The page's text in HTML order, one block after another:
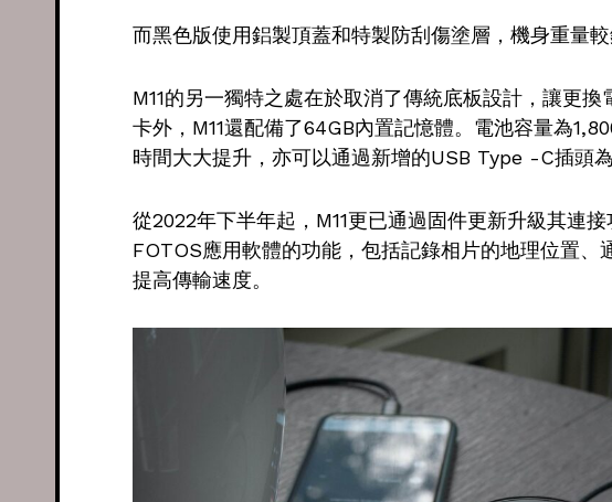
而黑色版使用鋁製頂蓋和特製防刮傷塗層，機身重量較
M11的另一獨特之處在於取消了傳統底板設計，讓更
卡外，M11還配備了64GB內置記憶體。電池容量為
時間大大提升，亦可以通過新增的USB Type -C插頭為
從2022年下半年起，M11更已通過固件更新升級其連
FOTOS應用軟體的功能，包括記錄相片的地理位置、
提高傳輸速度。